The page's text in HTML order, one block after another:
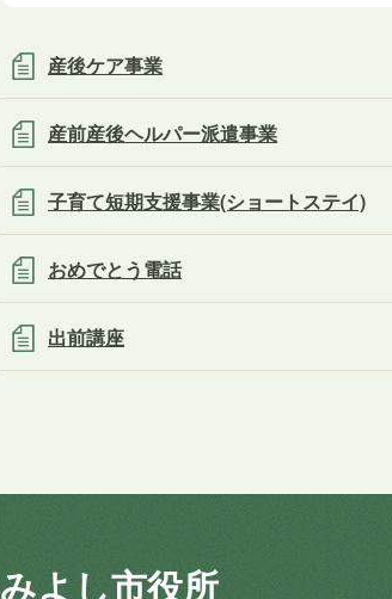
産後ケア事業
産前産後ヘルパー派遣事業
子育て短期支援事業(ショートステイ)
おめでとう電話
出前講座
みよし市役所